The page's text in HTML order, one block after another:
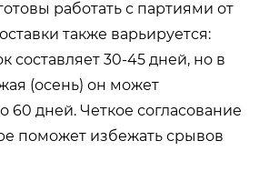
работать с партиями от
также варьируется:
составляет 30-45 дней, но в
(осень) он может
60 дней. Четкое согласование
поможет избежать срывов